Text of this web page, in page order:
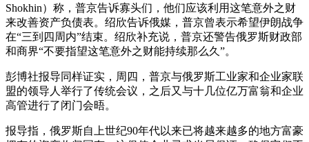
Shokhin）称，普京告诉寡头们，他们应该利用这笔意外之财
来改善资产负债表。绍欣告诉俄媒，普京曾表示希望伊朗战争​​
在“三到四周内”结束。绍欣补充说，普京还警告俄罗斯财政部
和商界“不要指望这笔意外之财能持续那么久”。
彭博社报导同样证实，周四，普京与俄罗斯工业家和企业家联
盟的领导人举行了传统会议，之后又与十几位亿万富翁和企业
高管进行了闭门会晤。
报导指，俄罗斯自上世纪90年代以来已将越来越多的地方富豪